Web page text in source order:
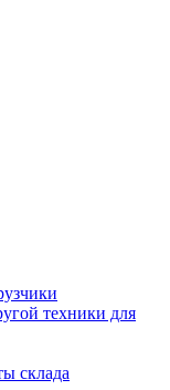
техники для
склада